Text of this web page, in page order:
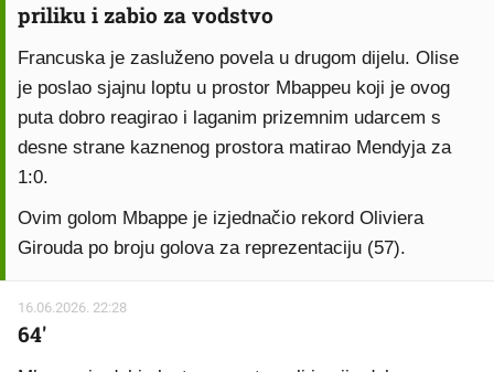
priliku i zabio za vodstvo
Francuska je zasluženo povela u drugom dijelu. Olise
je poslao sjajnu loptu u prostor Mbappeu koji je ovog
puta dobro reagirao i laganim prizemnim udarcem s
desne strane kaznenog prostora matirao Mendyja za
1:0.
Ovim golom Mbappe je izjednačio rekord Oliviera
Girouda po broju golova za reprezentaciju (57).
16.06.2026. 22:28
64'